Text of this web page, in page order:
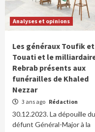
Analyses et opinions
Les généraux Toufik et
Touati et le
Rebrab présents aux
funérailles de Khaled
Nezzar
3 ans ago Rédaction
30.12.2023. La dépouille du
défunt Général-Major à la